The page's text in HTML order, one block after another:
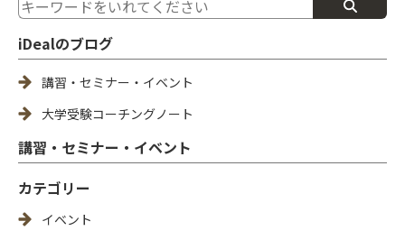
iDealのブログ
講習・セミナー・イベント
大学受験コーチングノート
講習・セミナー・イベント
カテゴリー
イベント